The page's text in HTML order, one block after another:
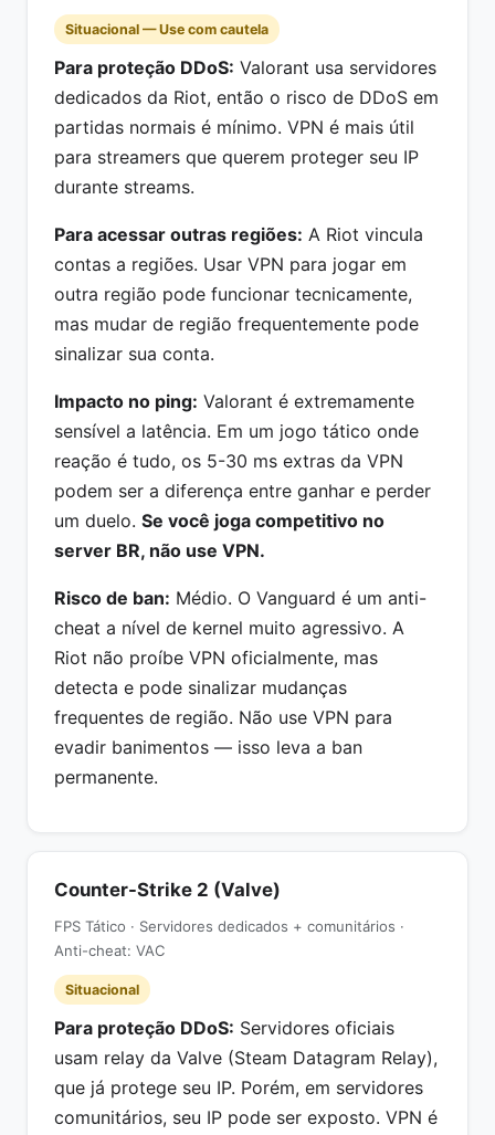
Situacional — Use com cautela
Para proteção DDoS: Valorant usa servidores
dedicados da Riot, então o risco de DDoS em
partidas normais é mínimo. VPN é mais útil
para streamers que querem proteger seu IP
durante streams.
Para acessar outras regiões: A Riot vincula
contas a regiões. Usar VPN para jogar em
outra região pode funcionar tecnicamente,
mas mudar de região frequentemente pode
sinalizar sua conta.
Impacto no ping: Valorant é extremamente
sensível a latência. Em um jogo tático onde
reação é tudo, os 5-30 ms extras da VPN
podem ser a diferença entre ganhar e perder
um duelo. Se você joga competitivo no
server BR, não use VPN.
Risco de ban: Médio. O Vanguard é um anti-
cheat a nível de kernel muito agressivo. A
Riot não proíbe VPN oficialmente, mas
detecta e pode sinalizar mudanças
frequentes de região. Não use VPN para
evadir banimentos — isso leva a ban
permanente.
Counter-Strike 2 (Valve)
FPS Tático · Servidores dedicados + comunitários ·
Anti-cheat: VAC
Situacional
Para proteção DDoS: Servidores oficiais
usam relay da Valve (Steam Datagram Relay),
que já protege seu IP. Porém, em servidores
comunitários, seu IP pode ser exposto. VPN é